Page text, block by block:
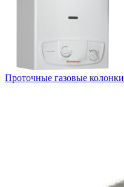
Проточные газовые колонки